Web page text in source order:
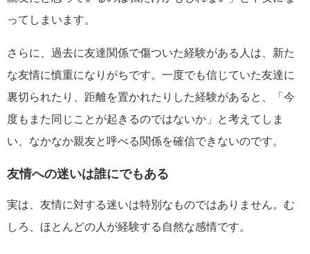
ってしまいます。
さらに、過去に友達関係で傷ついた経験がある人は、新た
な友情に慎重になりがちです。一度でも信じていた友達に
裏切られたり、距離を置かれたりした経験があると、「今
度もまた同じことが起きるのではないか」と考えてしま
い、なかなか親友と呼べる関係を確信できないのです。
友情への迷いは誰にでもある
実は、友情に対する迷いは特別なものではありません。む
しろ、ほとんどの人が経験する自然な感情です。